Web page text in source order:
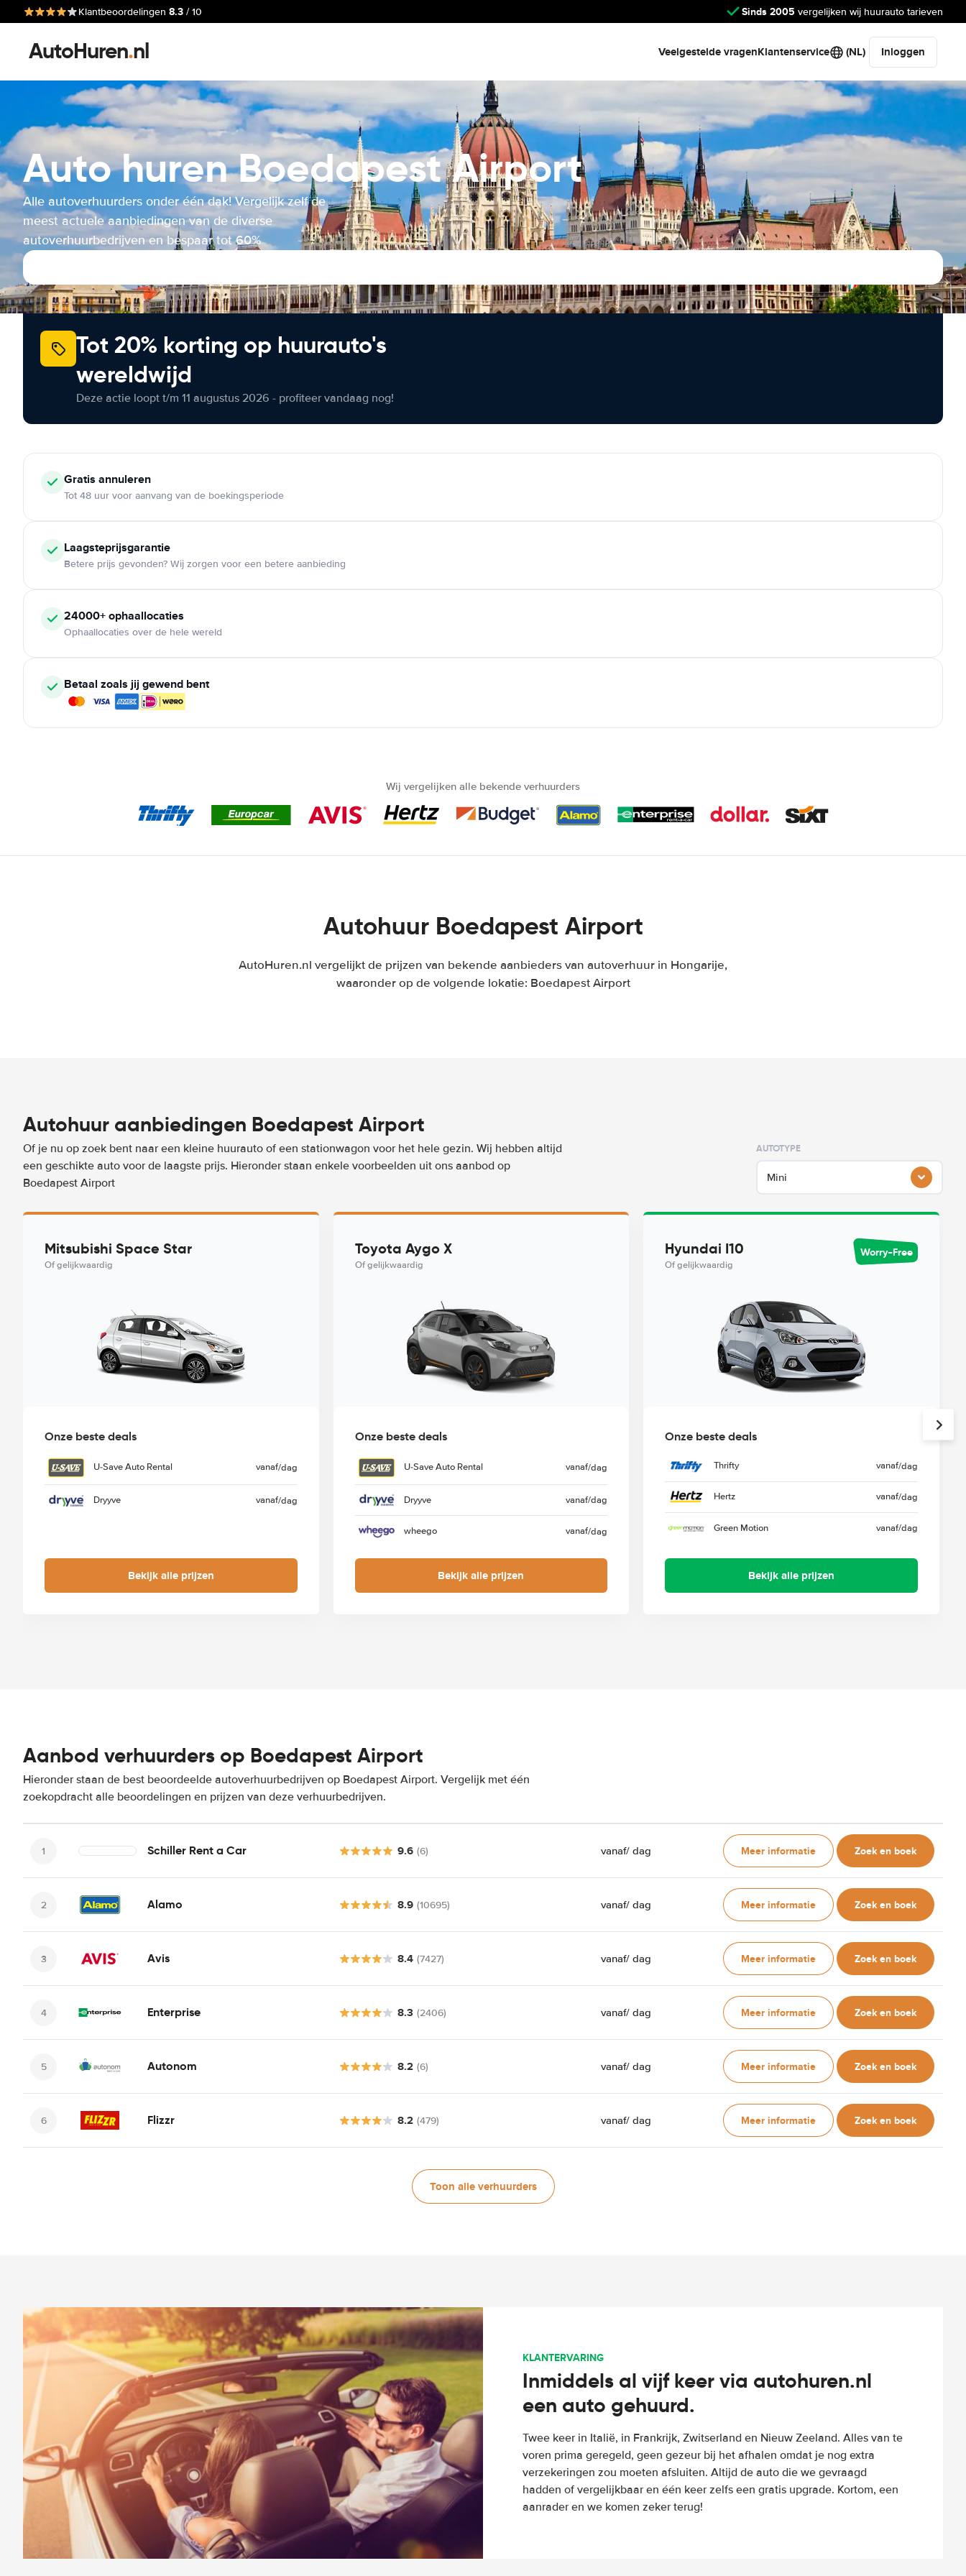
Klantbeoordelingen 8.3 / 10 Sinds 2005 vergelijken wij huurauto tarieven
AutoHuren.nl Veelgestelde vragenKlantenservice (NL) Inloggen
Auto huren Boedapest Airport
Alle autoverhuurders onder één dak! Vergelijk zelf de
meest actuele aanbiedingen van de diverse
autoverhuurbedrijven en bespaar tot 60%
Tot 20% korting op huurauto's
wereldwijd
Deze actie loopt t/m 11 augustus 2026 - profiteer vandaag nog!
Gratis annuleren
Tot 48 uur voor aanvang van de boekingsperiode
Laagsteprijsgarantie
Betere prijs gevonden? Wij zorgen voor een betere aanbieding
24000+ ophaallocaties
Ophaallocaties over de hele wereld
Betaal zoals jij gewend bent
Wij vergelijken alle bekende verhuurders
Autohuur Boedapest Airport
AutoHuren.nl vergelijkt de prijzen van bekende aanbieders van autoverhuur in Hongarije,
waaronder op de volgende lokatie: Boedapest Airport
Autohuur aanbiedingen Boedapest Airport
Of je nu op zoek bent naar een kleine huurauto of een stationwagon voor het hele gezin. Wij hebben altijd
een geschikte auto voor de laagste prijs. Hieronder staan enkele voorbeelden uit ons aanbod op
Boedapest Airport
AUTOTYPE
Mini
Mitsubishi Space Star
Of gelijkwaardig
Onze beste deals
U-Save Auto Rental vanaf/dag
Dryyve vanaf/dag
Bekijk alle prijzen
Toyota Aygo X
Of gelijkwaardig
Onze beste deals
U-Save Auto Rental vanaf/dag
Dryyve vanaf/dag
wheego vanaf/dag
Bekijk alle prijzen
Hyundai I10
Of gelijkwaardig
Worry-Free
Onze beste deals
Thrifty vanaf/dag
Hertz vanaf/dag
Green Motion vanaf/dag
Bekijk alle prijzen
Aanbod verhuurders op Boedapest Airport
Hieronder staan de best beoordeelde autoverhuurbedrijven op Boedapest Airport. Vergelijk met één
zoekopdracht alle beoordelingen en prijzen van deze verhuurbedrijven.
Schiller Rent a Car 9.6 (6) vanaf/ dag Meer informatie Zoek en boek
Alamo 8.9 (10695) vanaf/ dag Meer informatie Zoek en boek
Avis 8.4 (7427) vanaf/ dag Meer informatie Zoek en boek
Enterprise 8.3 (2406) vanaf/ dag Meer informatie Zoek en boek
Autonom 8.2 (6) vanaf/ dag Meer informatie Zoek en boek
Flizzr 8.2 (479) vanaf/ dag Meer informatie Zoek en boek
Toon alle verhuurders
KLANTERVARING
Inmiddels al vijf keer via autohuren.nl
een auto gehuurd.
Twee keer in Italië, in Frankrijk, Zwitserland en Nieuw Zeeland. Alles van te
voren prima geregeld, geen gezeur bij het afhalen omdat je nog extra
verzekeringen zou moeten afsluiten. Altijd de auto die we gevraagd
hadden of vergelijkbaar en één keer zelfs een gratis upgrade. Kortom, een
aanrader en we komen zeker terug!